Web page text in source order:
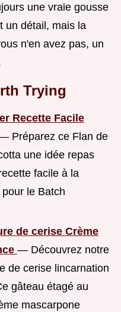
une vraie gousse
un détail, mais la
n'en avez pas, un
Trying
Recette Facile
Préparez ce Flan de
une idée repas
facile à la
le Batch
de cerise Crème
— Découvrez notre
de cerise lincarnation
gâteau étagé au
mascarpone